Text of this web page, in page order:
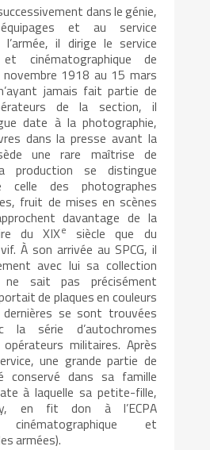
dans le génie,
et au service
l’armée, il dirige le service
et cinématographique de
novembre 1918 au 15 mars
jamais fait partie de
de la section, il
date à la photographie,
dans la presse avant la
une rare maîtrise de
production se distingue
celle des photographes
fruit de mises en scènes
davantage de la
du XIXe
siècle que du
À son arrivée au SPCG, il
avec lui sa collection
ne sait pas précisément
de plaques en couleurs
se sont trouvées
la série d’autochromes
militaires. Après
une grande partie de
conservé dans sa famille
à laquelle sa petite-fille,
en fit don à l’ECPA
cinématographique et
armées).